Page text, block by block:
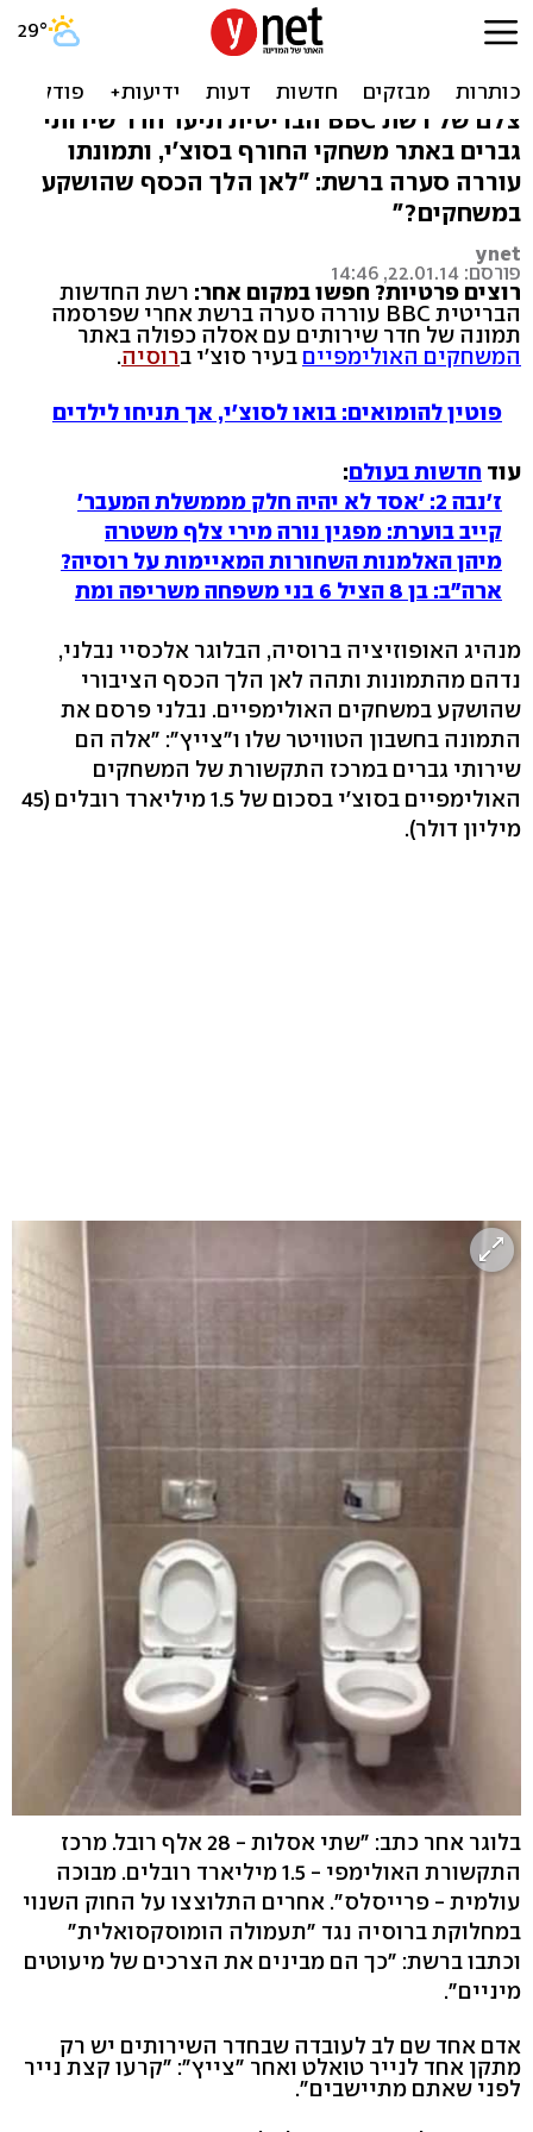
מבוכה רוסית: אסלה כפולה
באתר האולימפי
צלם של רשת BBC הבריטית תיעד חדר שירותי
גברים באתר משחקי החורף בסוצ'י, ותמונתו
עוררה סערה ברשת: "לאן הלך הכסף שהושקע
במשחקים?"
ynet
פורסם: 22.01.14, 14:46
רוצים פרטיות? חפשו במקום אחר: רשת החדשות
הבריטית BBC עוררה סערה ברשת אחרי שפרסמה
תמונה של חדר שירותים עם אסלה כפולה באתר
המשחקים האולימפיים בעיר סוצ'י ברוסיה.
פוטין להומואים: בואו לסוצ'י, אך תניחו לילדים
עוד חדשות בעולם:
ז'נבה 2: 'אסד לא יהיה חלק מממשלת המעבר'
קייב בוערת: מפגין נורה מירי צלף משטרה
מיהן האלמנות השחורות המאיימות על רוסיה?
ארה"ב: בן 8 הציל 6 בני משפחה משריפה ומת
מנהיג האופוזיציה ברוסיה, הבלוגר אלכסיי נבלני,
נדהם מהתמונות ותהה לאן הלך הכסף הציבורי
שהושקע במשחקים האולימפיים. נבלני פרסם את
התמונה בחשבון הטוויטר שלו ו"צייץ": "אלה הם
שירותי גברים במרכז התקשורת של המשחקים
האולימפיים בסוצ'י בסכום של 1.5 מיליארד רובלים (45
מיליון דולר).
בלוגר אחר כתב: "שתי אסלות - 28 אלף רובל. מרכז
התקשורת האולימפי - 1.5 מיליארד רובלים. מבוכה
עולמית - פרייסלס". אחרים התלוצצו על החוק השנוי
במחלוקת ברוסיה נגד "תעמולה הומוסקסואלית"
וכתבו ברשת: "כך הם מבינים את הצרכים של מיעוטים
מיניים".
אדם אחד שם לב לעובדה שבחדר השירותים יש רק
מתקן אחד לנייר טואלט ואחר "צייץ": "קרעו קצת נייר
לפני שאתם מתיישבים".